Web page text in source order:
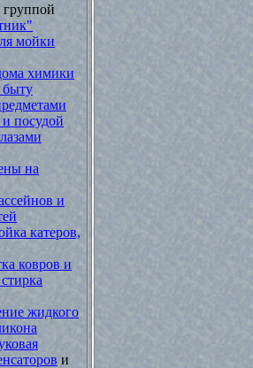
группой
мы дома химики
посудой
катеров,
ковров и
жидкого
силикона
и